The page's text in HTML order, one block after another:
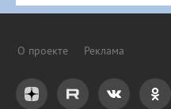
О проекте Реклама